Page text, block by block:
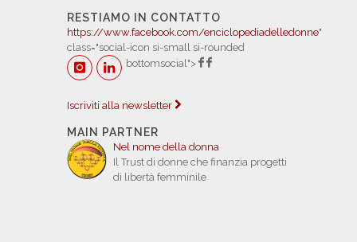
RESTIAMO IN CONTATTO
https://www.facebook.com/enciclopediadelledonne"
class="social-icon si-small si-rounded
bottomsocial">
Iscriviti alla newsletter
MAIN PARTNER
Nel nome della donna
Il Trust di donne che finanzia progetti
di libertà femminile